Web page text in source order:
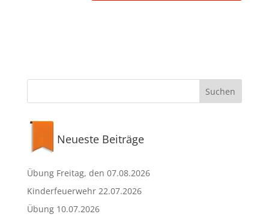
Neueste Beiträge
Übung Freitag, den 07.08.2026
Kinderfeuerwehr 22.07.2026
Übung 10.07.2026